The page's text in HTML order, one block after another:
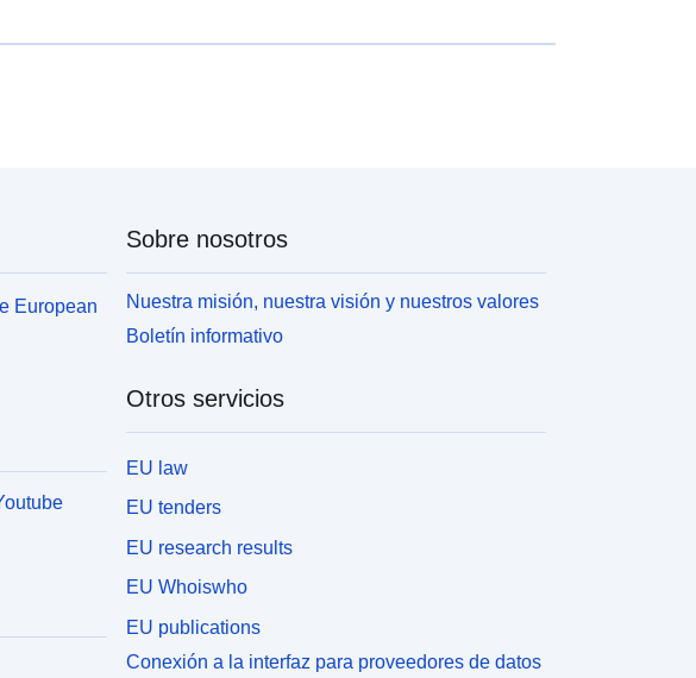
European
Sobre nosotros
Nuestra misión, nuestra visión y nuestros valores
Boletín informativo
Otros servicios
EU law
EU tenders
EU research results
EU Whoiswho
EU publications
Conexión a la interfaz para proveedores de datos